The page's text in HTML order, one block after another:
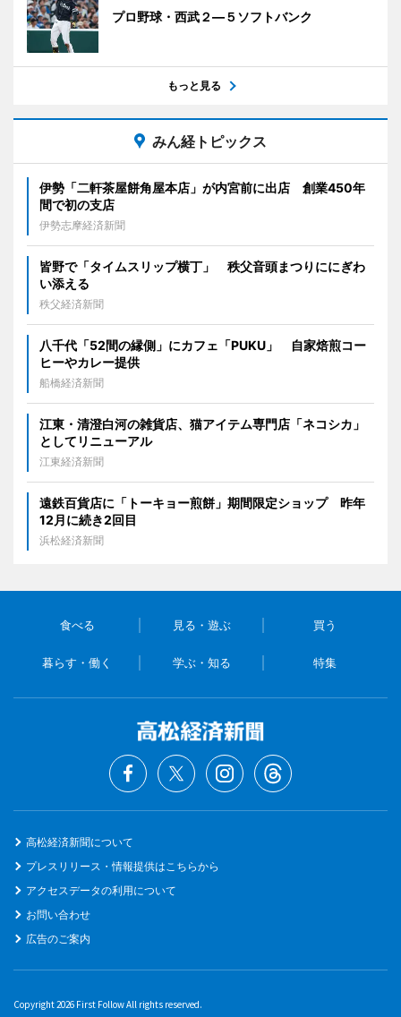
プロ野球・西武２―５ソフトバンク
もっと見る
みん経トピックス
伊勢「二軒茶屋餅角屋本店」が内宮前に出店 創業450年
間で初の支店
伊勢志摩経済新聞
皆野で「タイムスリップ横丁」 秩父音頭まつりににぎわ
い添える
秩父経済新聞
八千代「52間の縁側」にカフェ「PUKU」 自家焙煎コー
ヒーやカレー提供
船橋経済新聞
江東・清澄白河の雑貨店、猫アイテム専門店「ネコシカ」
としてリニューアル
江東経済新聞
遠鉄百貨店に「トーキョー煎餅」期間限定ショップ 昨年
12月に続き2回目
浜松経済新聞
食べる 見る・遊ぶ 買う
暮らす・働く 学ぶ・知る 特集
高松経済新聞について
プレスリリース・情報提供はこちらから
アクセスデータの利用について
お問い合わせ
広告のご案内
Copyright 2026 First Follow All rights reserved.